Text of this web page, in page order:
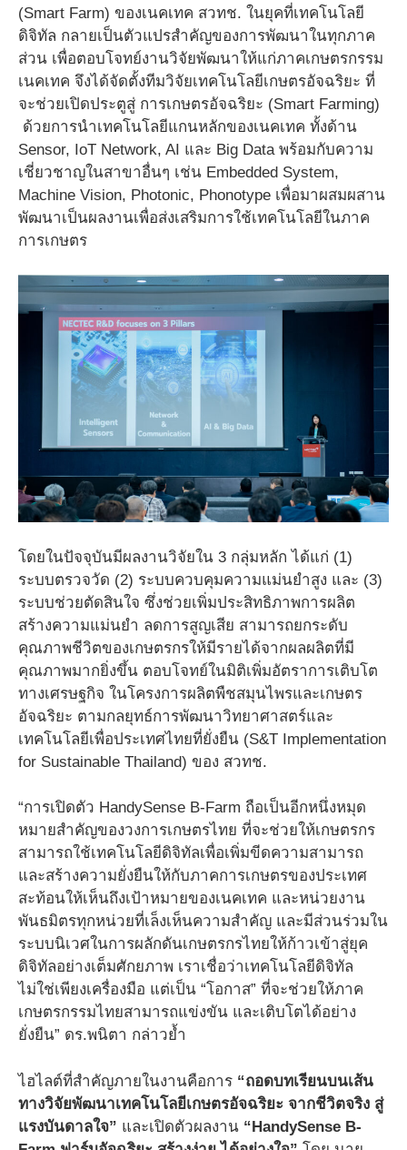
(Smart Farm) ของเนคเทค สวทช. ในยุคที่เทคโนโลยี
ดิจิทัล กลายเป็นตัวแปรสำคัญของการพัฒนาในทุกภาค
ส่วน เพื่อตอบโจทย์งานวิจัยพัฒนาให้แก่ภาคเกษตรกรรม
เนคเทค จึงได้จัดตั้งทีมวิจัยเทคโนโลยีเกษตรอัจฉริยะ ที่
จะช่วยเปิดประตูสู่ การเกษตรอัจฉริยะ (Smart Farming)
ด้วยการนำเทคโนโลยีแกนหลักของเนคเทค ทั้งด้าน
Sensor, IoT Network, AI และ Big Data พร้อมกับความ
เชี่ยวชาญในสาขาอื่นๆ เช่น Embedded System,
Machine Vision, Photonic, Phonotype เพื่อมาผสมผสาน
พัฒนาเป็นผลงานเพื่อส่งเสริมการใช้เทคโนโลยีในภาค
การเกษตร
โดยในปัจจุบันมีผลงานวิจัยใน 3 กลุ่มหลัก ได้แก่ (1)
ระบบตรวจวัด (2) ระบบควบคุมความแม่นยำสูง และ (3)
ระบบช่วยตัดสินใจ ซึ่งช่วยเพิ่มประสิทธิภาพการผลิต
สร้างความแม่นยำ ลดการสูญเสีย สามารถยกระดับ
คุณภาพชีวิตของเกษตรกรให้มีรายได้จากผลผลิตที่มี
คุณภาพมากยิ่งขึ้น ตอบโจทย์ในมิติเพิ่มอัตราการเติบโต
ทางเศรษฐกิจ ในโครงการผลิตพืชสมุนไพรและเกษตร
อัจฉริยะ ตามกลยุทธ์การพัฒนาวิทยาศาสตร์และ
เทคโนโลยีเพื่อประเทศไทยที่ยั่งยืน (S&T Implementation
for Sustainable Thailand) ของ สวทช.
“การเปิดตัว HandySense B-Farm ถือเป็นอีกหนึ่งหมุด
หมายสำคัญของวงการเกษตรไทย ที่จะช่วยให้เกษตรกร
สามารถใช้เทคโนโลยีดิจิทัลเพื่อเพิ่มขีดความสามารถ
และสร้างความยั่งยืนให้กับภาคการเกษตรของประเทศ
สะท้อนให้เห็นถึงเป้าหมายของเนคเทค และหน่วยงาน
พันธมิตรทุกหน่วยที่เล็งเห็นความสำคัญ และมีส่วนร่วมใน
ระบบนิเวศในการผลักดันเกษตรกรไทยให้ก้าวเข้าสู่ยุค
ดิจิทัลอย่างเต็มศักยภาพ เราเชื่อว่าเทคโนโลยีดิจิทัล
ไม่ใช่เพียงเครื่องมือ แต่เป็น “โอกาส” ที่จะช่วยให้ภาค
เกษตรกรรมไทยสามารถแข่งขัน และเติบโตได้อย่าง
ยั่งยืน” ดร.พนิตา กล่าวย้ำ
ไฮไลต์ที่สำคัญภายในงานคือการ “ถอดบทเรียนบนเส้น
ทางวิจัยพัฒนาเทคโนโลยีเกษตรอัจฉริยะ จากชีวิตจริง สู่
แรงบันดาลใจ” และเปิดตัวผลงาน “HandySense B-